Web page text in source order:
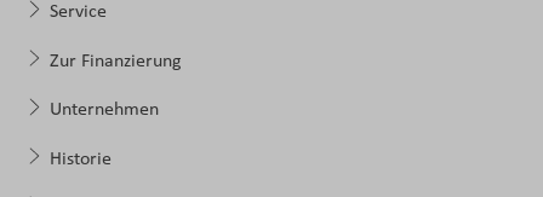
Service
Zur Finanzierung
Unternehmen
Historie